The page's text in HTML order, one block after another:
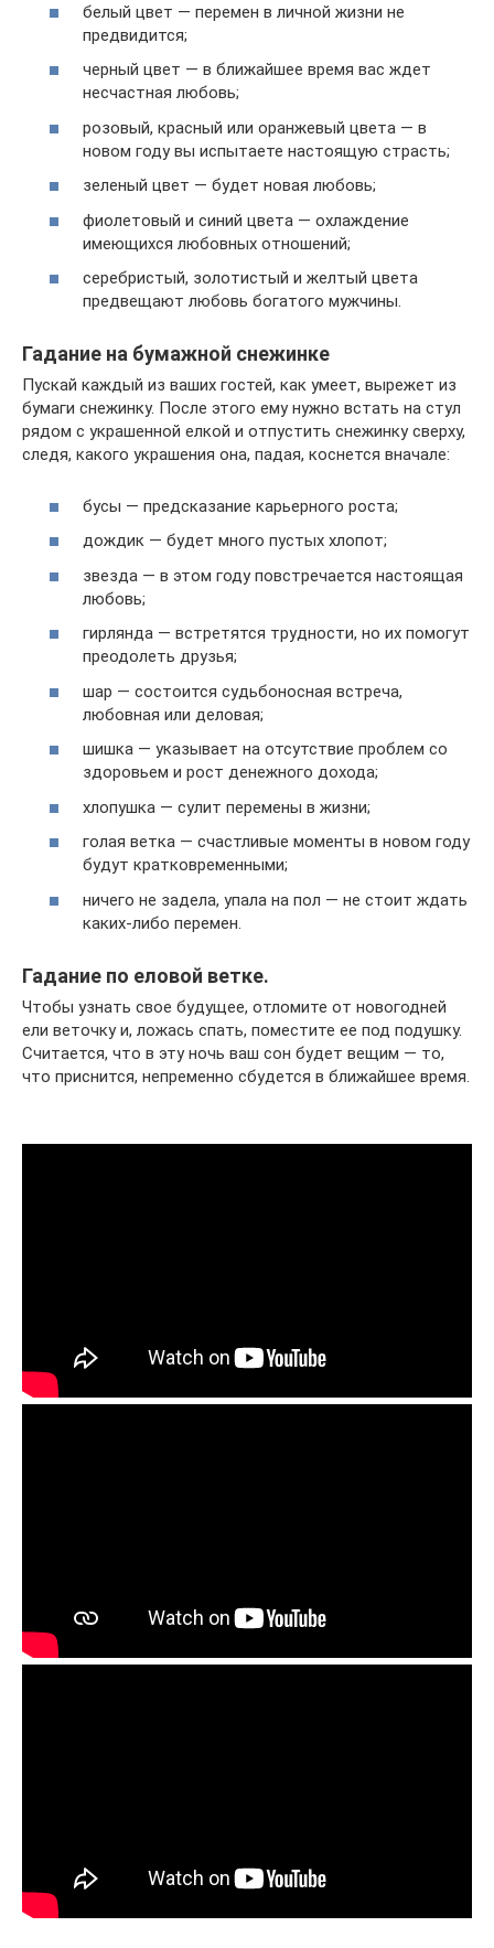
белый цвет — перемен в личной жизни не
предвидится;
черный цвет — в ближайшее время вас ждет
несчастная любовь;
розовый, красный или оранжевый цвета — в
новом году вы испытаете настоящую страсть;
зеленый цвет — будет новая любовь;
фиолетовый и синий цвета — охлаждение
имеющихся любовных отношений;
серебристый, золотистый и желтый цвета
предвещают любовь богатого мужчины.
Гадание на бумажной снежинке
Пускай каждый из ваших гостей, как умеет, вырежет из
бумаги снежинку. После этого ему нужно встать на стул
рядом с украшенной елкой и отпустить снежинку сверху,
следя, какого украшения она, падая, коснется вначале:
бусы — предсказание карьерного роста;
дождик — будет много пустых хлопот;
звезда — в этом году повстречается настоящая
любовь;
гирлянда — встретятся трудности, но их помогут
преодолеть друзья;
шар — состоится судьбоносная встреча,
любовная или деловая;
шишка — указывает на отсутствие проблем со
здоровьем и рост денежного дохода;
хлопушка — сулит перемены в жизни;
голая ветка — счастливые моменты в новом году
будут кратковременными;
ничего не задела, упала на пол — не стоит ждать
каких-либо перемен.
Гадание по еловой ветке.
Чтобы узнать свое будущее, отломите от новогодней
ели веточку и, ложась спать, поместите ее под подушку.
Считается, что в эту ночь ваш сон будет вещим — то,
что приснится, непременно сбудется в ближайшее время.